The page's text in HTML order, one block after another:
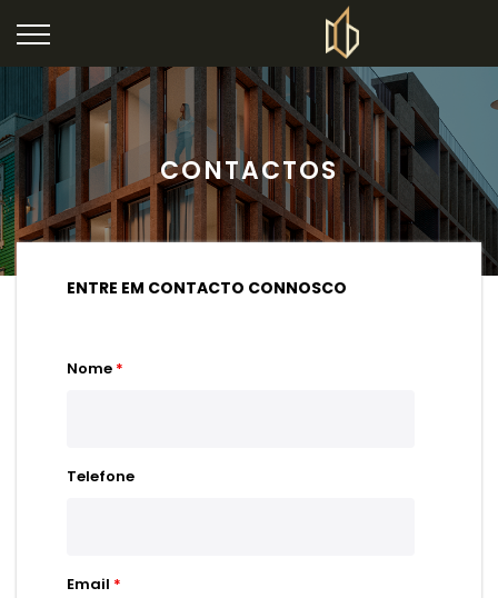
CONTACTOS
ENTRE EM CONTACTO CONNOSCO
Nome *
Telefone
Email *